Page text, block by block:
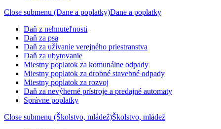
Close submenu (Dane a poplatky)Dane a poplatky
Daň z nehnuteľnosti
Daň za psa
Daň za užívanie verejného priestranstva
Daň za ubytovanie
Miestny poplatok za komunálne odpady
Miestny poplatok za drobné stavebné odpady
Miestny poplatok za rozvoj
Daň za nevýherné prístroje a predajné automaty
Správne poplatky
Close submenu (Školstvo, mládež)Školstvo, mládež